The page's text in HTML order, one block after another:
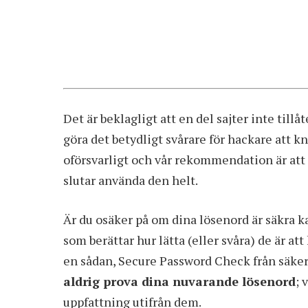
Det är beklagligt att en del sajter inte
göra det betydligt svårare för hackare att
oförsvarligt och vår rekommendation är
slutar använda den helt.
Är du osäker på om dina lösenord är säkra
som berättar hur lätta (eller svåra) de är att
en sådan, Secure Password Checkfrån
aldrig prova dina nuvarande lösenord;
uppfattning utifrån dem.